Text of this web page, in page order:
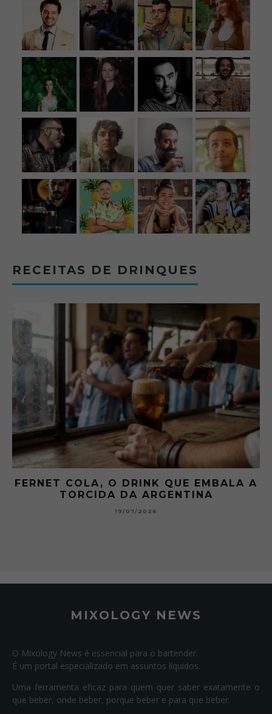
RECEITAS DE DRINQUES
GIBSON: O PICLES QUE MUDOU A
HISTÓRIA DOS MARTINI
15/07/2026
MIXOLOGY NEWS
O Mixology News é essencial para o bartender.
É um portal especializado em assuntos líquidos.
Uma ferramenta eficaz para quem quer saber exatamente o
que beber, onde beber, porque beber e para que beber.